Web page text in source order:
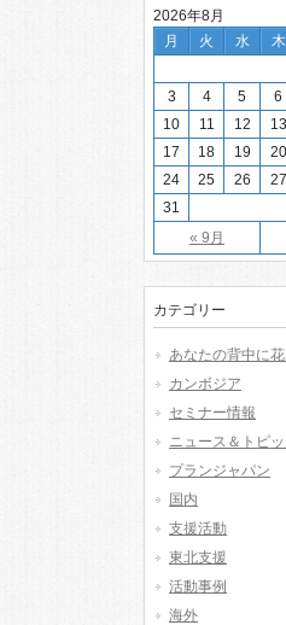
2026年8月
月
火 水 木
« 9月
3
4 5 6
10
11 12 13
17
18 19 20
24
25 26 27
31
カテゴリー
あなたの背中に
カンボジア
セミナー情報
ニュース＆トピ
プランジャパン
国内
支援活動
東北支援
活動事例
海外